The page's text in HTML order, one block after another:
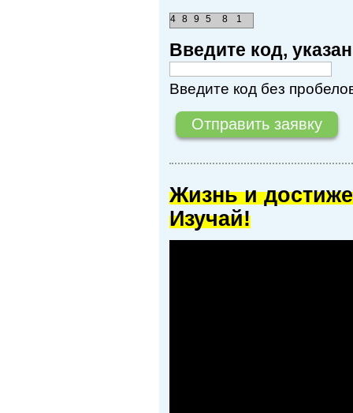
4 8 1
8
9 5
Введите код,
Введите код без
Жизнь и
Изучай!